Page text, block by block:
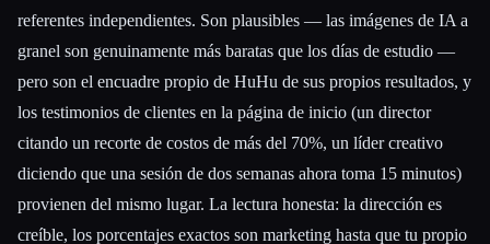
referentes independientes. Son plausibles — las imágenes de IA a
granel son genuinamente más baratas que los días de estudio —
pero son el encuadre propio de HuHu de sus propios resultados, y
los testimonios de clientes en la página de inicio (un director
citando un recorte de costos de más del 70%, un líder creativo
diciendo que una sesión de dos semanas ahora toma 15 minutos)
provienen del mismo lugar. La lectura honesta: la dirección es
creíble, los porcentajes exactos son marketing hasta que tu propio